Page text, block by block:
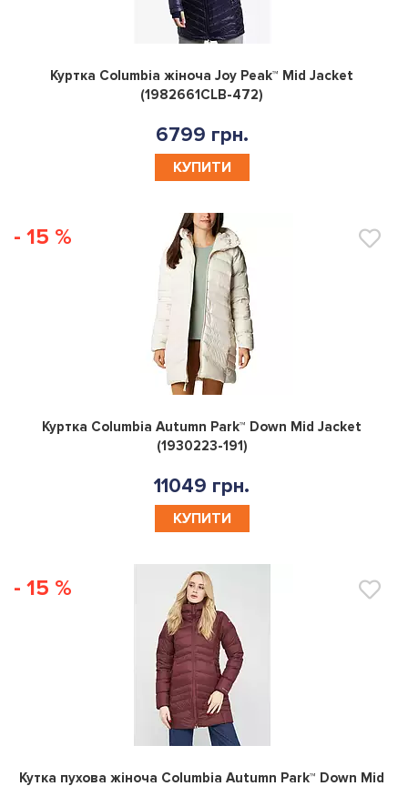
0
Куртка Columbia жіноча Joy Peak™ Mid Jacket
(1982661CLB-472)
6799 грн.
КУПИТИ
- 15 %
0
Куртка Columbia Autumn Park™ Down Mid Jacket
(1930223-191)
11049 грн.
КУПИТИ
- 15 %
0
Кутка пухова жіноча Columbia Autumn Park™ Down Mid